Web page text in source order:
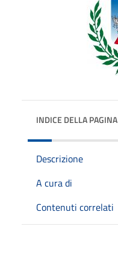
INDICE DELLA PAGINA
Descrizione
A cura di
Contenuti correlati